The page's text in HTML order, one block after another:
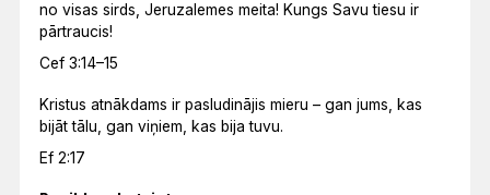
no visas sirds, Jeruzalemes meita! Kungs Savu tiesu ir
pārtraucis!
Cef 3:14–15
Kristus atnākdams ir pasludinājis mieru – gan jums, kas
bijāt tālu, gan viņiem, kas bija tuvu.
Ef 2:17